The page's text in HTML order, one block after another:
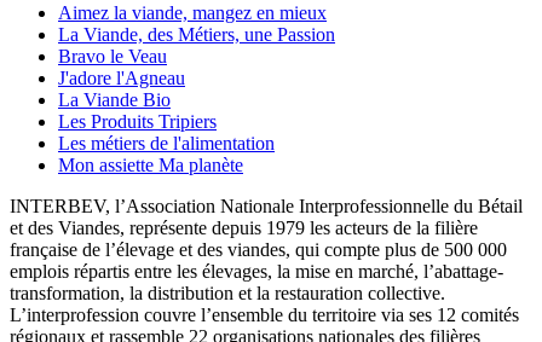
Aimez la viande, mangez en mieux
La Viande, des Métiers, une Passion
Bravo le Veau
J'adore l'Agneau
La Viande Bio
Les Produits Tripiers
Les métiers de l'alimentation
Mon assiette Ma planète
INTERBEV, l’Association Nationale Interprofessionnelle du Bétail
et des Viandes, représente depuis 1979 les acteurs de la filière
française de l’élevage et des viandes, qui compte plus de 500 000
emplois répartis entre les élevages, la mise en marché, l’abattage-
transformation, la distribution et la restauration collective.
L’interprofession couvre l’ensemble du territoire via ses 12 comités
régionaux et rassemble 22 organisations nationales des filières